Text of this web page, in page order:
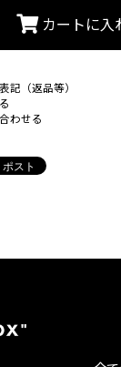
カートに入
記（返品等）
わせる